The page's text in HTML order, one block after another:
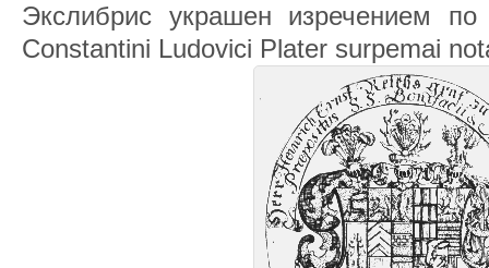
Экслибрис украшен изречением
Constantini Ludovici Plater surpemai